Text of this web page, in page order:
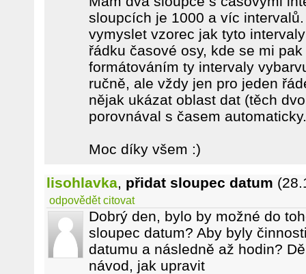
sloupcích je 1000 a víc
vymyslet vzorec jak tyto
řádku časové osy, kde se mi
formátováním ty intervaly
ručně, ale vždy jen pro jeden
nějak ukázat oblast dat (těch
porovnával s časem automaticky.
Moc díky všem :)
lisohlavka, přidat sloupec datum
odpovědět citovat
Dobrý den, bylo by možné do
sloupec datum? Aby byly
datumu a následně až hodin?
návod, jak upravit